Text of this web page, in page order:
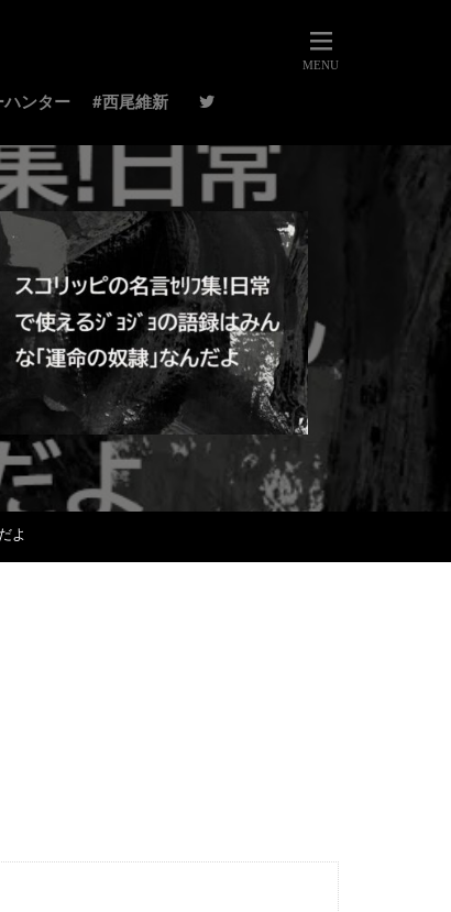
ハンター #西尾維新
よ